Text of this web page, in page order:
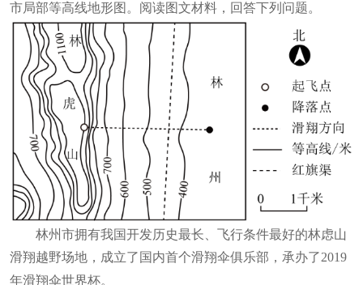
市局部等高线地形图。 阅读图文材料，回答下列问题。
林州市拥有我国开发历史最长、飞行条件最好的林虑山
滑翔越野场地，成立了国内首个滑翔伞俱乐部，承办了2019
年滑翔伞世界杯。